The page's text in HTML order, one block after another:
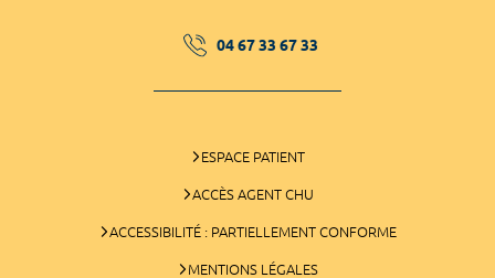
04 67 33 67 33
ESPACE PATIENT
ACCÈS AGENT CHU
ACCESSIBILITÉ : PARTIELLEMENT CONFORME
MENTIONS LÉGALES